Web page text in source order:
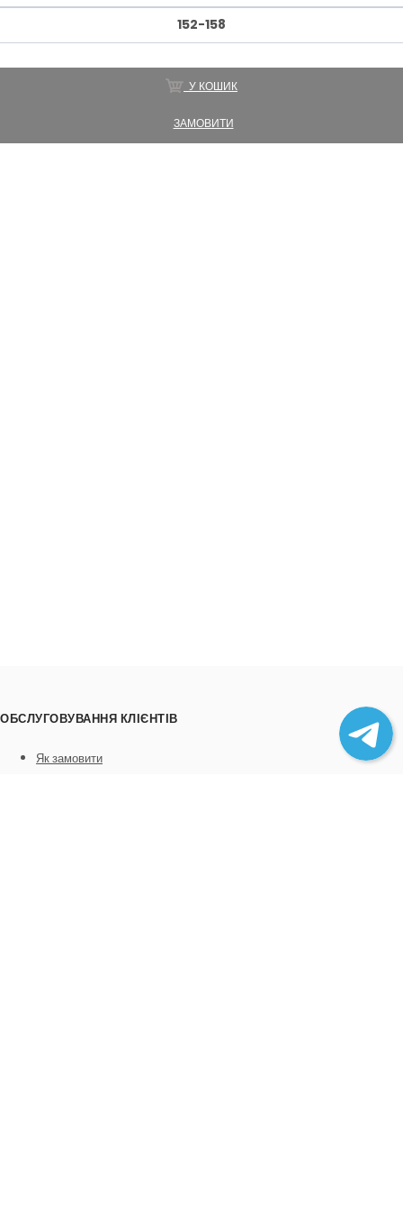
152-158
У КОШИК
ЗАМОВИТИ
ОБСЛУГОВУВАННЯ КЛІЄНТІВ
Як замовити